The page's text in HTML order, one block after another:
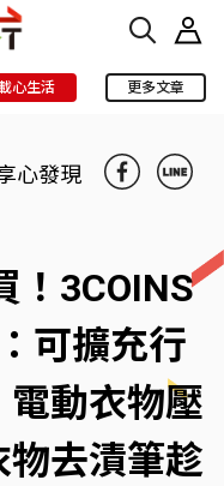
心生活 更多文章
心發現
！3COINS
可擴充行
動衣物壓
去漬筆趁